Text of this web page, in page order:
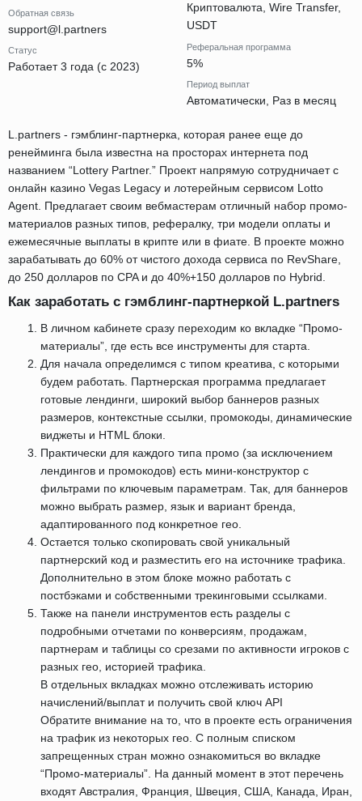
Обратная связь
support@l.partners
Статус
Работает 3 года (с 2023)
Криптовалюта, Wire Transfer,
USDT
Реферальная программа
5%
Период выплат
Автоматически, Раз в месяц
L.partners - гэмблинг-партнерка, которая ранее еще до
ренейминга была известна на просторах интернета под
названием “Lottery Partner.” Проект напрямую сотрудничает с
онлайн казино Vegas Legacy и лотерейным сервисом Lotto
Agent. Предлагает своим вебмастерам отличный набор промо-
материалов разных типов, рефералку, три модели оплаты и
ежемесячные выплаты в крипте или в фиате. В проекте можно
зарабатывать до 60% от чистого дохода сервиса по RevShare,
до 250 долларов по CPA и до 40%+150 долларов по Hybrid.
Как заработать с гэмблинг-партнеркой L.partners
В личном кабинете сразу переходим ко вкладке “Промо-
материалы”, где есть все инструменты для старта.
Для начала определимся с типом креатива, с которыми
будем работать. Партнерская программа предлагает
готовые лендинги, широкий выбор баннеров разных
размеров, контекстные ссылки, промокоды, динамические
виджеты и HTML блоки.
Практически для каждого типа промо (за исключением
лендингов и промокодов) есть мини-конструктор с
фильтрами по ключевым параметрам. Так, для баннеров
можно выбрать размер, язык и вариант бренда,
адаптированного под конкретное гео.
Остается только скопировать свой уникальный
партнерский код и разместить его на источнике трафика.
Дополнительно в этом блоке можно работать с
постбэками и собственными трекинговыми ссылками.
Также на панели инструментов есть разделы с
подробными отчетами по конверсиям, продажам,
партнерам и таблицы со срезами по активности игроков с
разных гео, историей трафика.
В отдельных вкладках можно отслеживать историю
начислений/выплат и получить свой ключ API
Обратите внимание на то, что в проекте есть ограничения
на трафик из некоторых гео. С полным списком
запрещенных стран можно ознакомиться во вкладке
“Промо-материалы”. На данный момент в этот перечень
входят Австралия, Франция, Швеция, США, Канада, Иран,